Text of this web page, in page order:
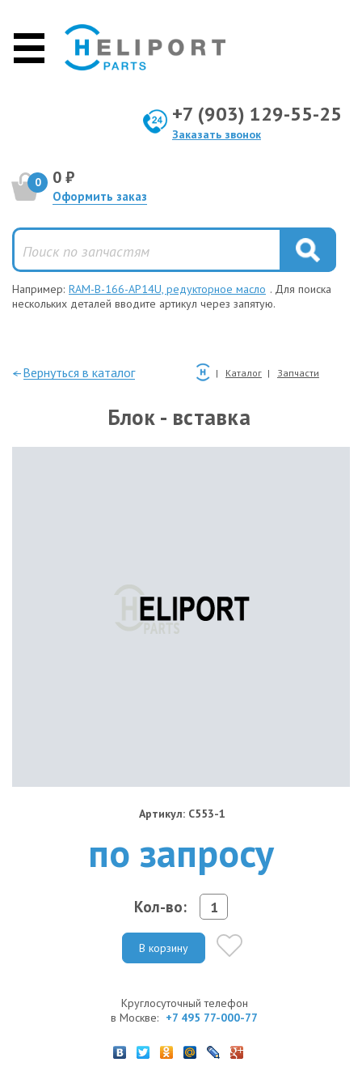
+7 (903) 129-55-25
Заказать звонок
0 0 ₽
Оформить заказ
Например: RAM-B-166-AP14U, редукторное масло . Для поиска
нескольких деталей вводите артикул через запятую.
—Вернуться в каталог Каталог Запчасти
Блок - вставка
Артикул: C553-1
по запросу
Кол-во:
В корзину
Круглосуточный телефон
в Москве: +7 495 77-000-77